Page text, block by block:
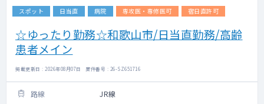
スポット 日当直 病院 専攻医・専修医可 宿日直許可
☆ゆったり勤務☆和歌山市/日当直勤務/高齢
患者メイン
掲載更新日 : 2026年08月07日 案件番号 : 26-SZ651716
路線 JR線